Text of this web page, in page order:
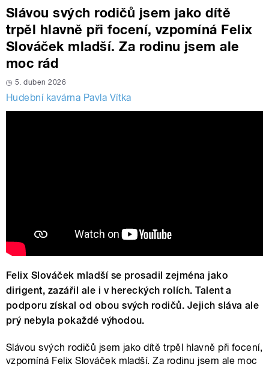
Slávou svých rodičů jsem jako dítě
trpěl hlavně při focení, vzpomíná Felix
Slováček mladší. Za rodinu jsem ale
moc rád
5. duben 2026
Hudební kavárna Pavla Vítka
Felix Slováček mladší se prosadil zejména jako
dirigent, zazářil ale i v hereckých rolích. Talent a
podporu získal od obou svých rodičů. Jejich sláva ale
prý nebyla pokaždé výhodou.
Slávou svých rodičů jsem jako dítě trpěl hlavně při focení,
vzpomíná Felix Slováček mladší. Za rodinu jsem ale moc